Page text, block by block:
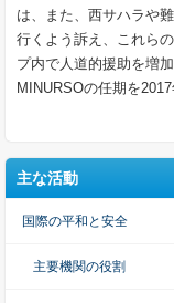
は、また、西サハラや
行くよう訴え、これら
プ内で人道的援助を増
MINURSOの任期を
主な活動
国際の平和と安全
主要機関の役割